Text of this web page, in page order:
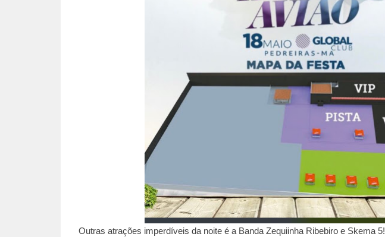
Outras atrações imperdíveis da noite é a Banda Zequiinha Ribebiro e Skema 5!